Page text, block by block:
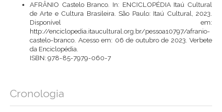
AFRÂNIO Castelo Branco. In: ENCICLOPÉDIA Itaú Cultural
de Arte e Cultura Brasileira. São Paulo: Itaú Cultural, 2023.
Disponível em:
http://enciclopedia.itaucultural.org.br/pessoa10797/afranio-
castelo-branco. Acesso em: 06 de outubro de 2023. Verbete
da Enciclopédia.
ISBN: 978-85-7979-060-7
Cronologia